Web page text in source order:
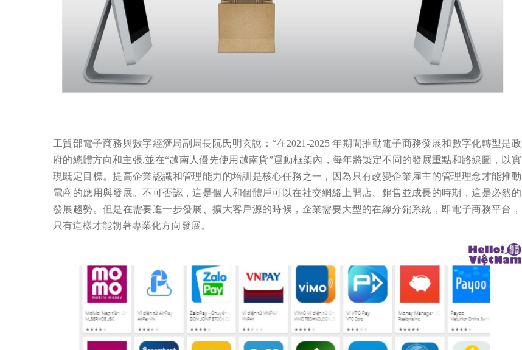
工貿部電子商務與數字經濟局副局長阮氏明玄說：“在2021-2025 年期間推動電子商務發展和數字化轉型是政
府的總體方向和主張,並在“越南人優先使用越南貨”運動框架內，每年將製定不同的發展重點和路線圖，以實
現既定目標。提高企業認識和管理能力的培訓是核心任務之一，因為只有改變企業雇主的管理理念才能推動
電商的應用與發展。不可否認，這是個人和個體戶可以在社交網絡上開店、銷售並成長的時期，這是必然的
發展趨勢。但是在需要進一步發展、擴大客戶源的時候，企業需要大型的在線分銷系統，即電子商務平台，
只有這樣才能朝著專業化方向發展。